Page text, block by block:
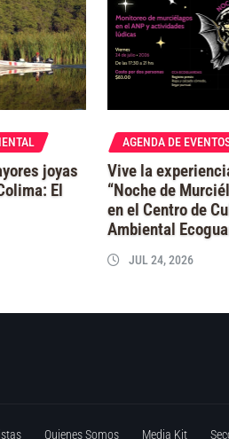
joyas
El
AGENDA DE
Vive la
“Noche de
en el Centro de
Ambiental
JUL 24, 2026
Quienes Somos Media Kit